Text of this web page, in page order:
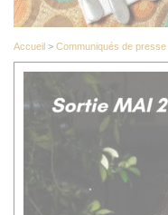
Accueil > Communiqués de presse